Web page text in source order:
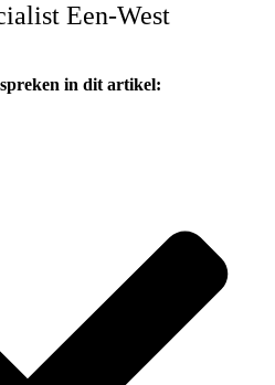
Een-West
in dit artikel: